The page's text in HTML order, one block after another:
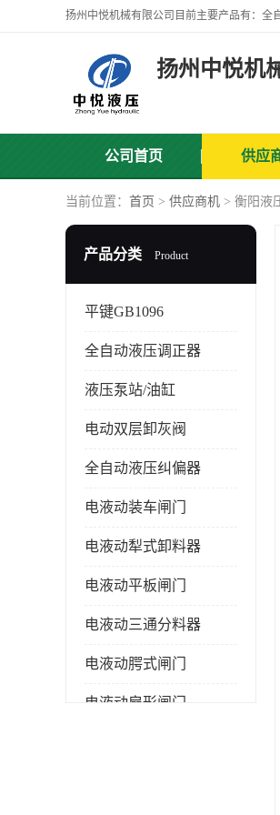
扬州中悦机
公司首页 供应
当前位置： 首页 > 供应商机 > 衡阳液
产品分类 Product
平键GB1096
全自动液压调正器
液压泵站/油缸
电动双层卸灰阀
全自动液压纠偏器
电液动装车闸门
电液动犁式卸料器
电液动平板闸门
电液动三通分料器
电液动腭式闸门
电液动扇形闸门